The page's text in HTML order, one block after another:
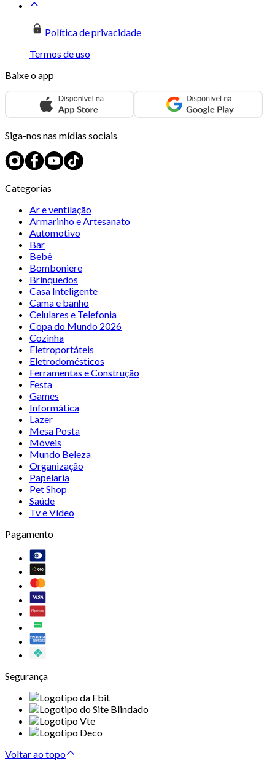
Política de privacidade
Termos de uso
Baixe o app
Siga-nos nas mídias sociais
Categorias
Ar e ventilação
Armarinho e Artesanato
Automotivo
Bar
Bebê
Bomboniere
Brinquedos
Casa Inteligente
Cama e banho
Celulares e Telefonia
Copa do Mundo 2026
Cozinha
Eletroportáteis
Eletrodomésticos
Ferramentas e Construção
Festa
Games
Informática
Lazer
Mesa Posta
Móveis
Mundo Beleza
Organização
Papelaria
Pet Shop
Saúde
Tv e Vídeo
Pagamento
Segurança
Voltar ao topo